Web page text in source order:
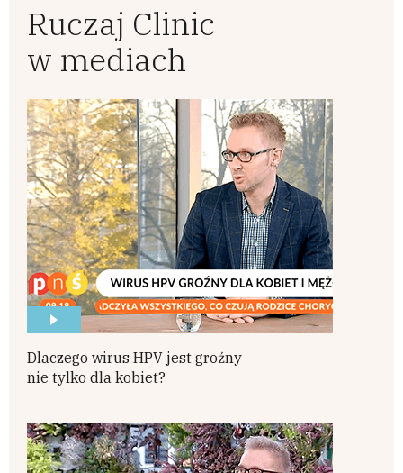
Ruczaj Clinic
w mediach
Dlaczego wirus HPV jest groźny
nie tylko dla kobiet?